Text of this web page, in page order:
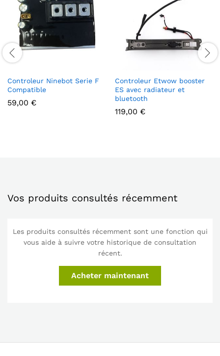
Controleur Ninebot Serie F
Compatible
59,00 €
Controleur Etwow booster
ES avec radiateur et
bluetooth
119,00 €
Vos produits consultés récemment
Les produits consultés récemment sont une fonction qui
vous aide à suivre votre historique de consultation
récent.
Acheter maintenant